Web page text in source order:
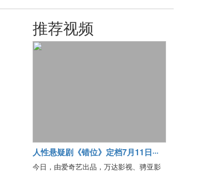
推荐视频
人性悬疑剧《错位》定档7月11日···
今日，由爱奇艺出品，万达影视、骋亚影